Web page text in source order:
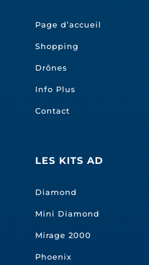
Page d’accueil
Shopping
Drônes
Info Plus
Contact
LES KITS AD
Diamond
Mini Diamond
Mirage 2000
Phoenix